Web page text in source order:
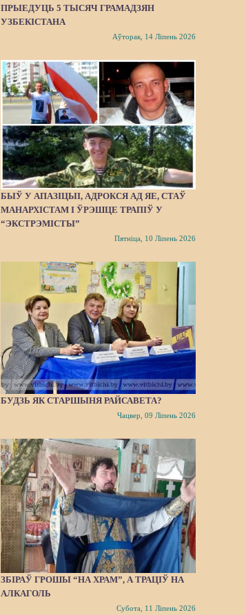
ПРЫЕДУЦЬ 5 ТЫСЯЧ ГРАМАДЗЯН
УЗБЕКІСТАНА
Аўторак, 14 Ліпень 2026
БЫЎ У АПАЗІЦЫІ, АДРОКСЯ АД ЯЕ, СТАЎ
МАНАРХІСТАМ І ЎРЭШЦЕ ТРАПІЎ У
“ЭКСТРЭМІСТЫ”
Пятніца, 10 Ліпень 2026
БУДЗЬ ЯК СТАРШЫНЯ РАЙСАВЕТА?
Чацвер, 09 Ліпень 2026
ЗБІРАЎ ГРОШЫ “НА ХРАМ”, А ТРАЦІЎ НА
АЛКАГОЛЬ
Субота, 11 Ліпень 2026